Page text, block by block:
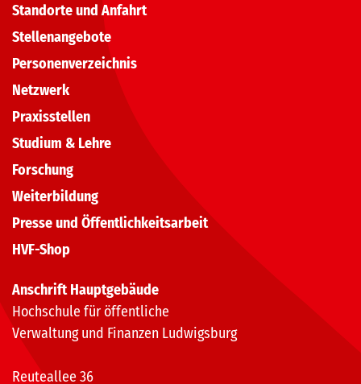
Standorte und Anfahrt
Stellenangebote
Personenverzeichnis
Netzwerk
Praxisstellen
Studium & Lehre
Forschung
Weiterbildung
Presse und Öffentlichkeitsarbeit
HVF-Shop
Anschrift Hauptgebäude
Hochschule für öffentliche
Verwaltung und Finanzen Ludwigsburg
Reuteallee 36